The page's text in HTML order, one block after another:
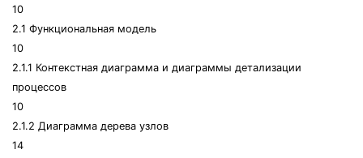
10
2.1 Функциональная модель
10
2.1.1 Контекстная диаграмма и диаграммы детализации
процессов
10
2.1.2 Диаграмма дерева узлов
14